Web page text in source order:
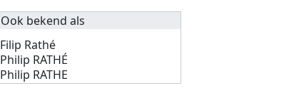
Ook bekend als
Filip Rathé
Philip RATHÉ
Philip RATHE